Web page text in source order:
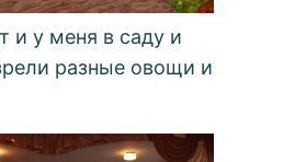
и у меня в саду и
разные овощи и